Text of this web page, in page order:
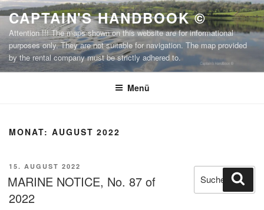
Zum
Inhalt
springen
CAPTAIN'S HANDBOOK ©
Attention !!! The maps shown on this website are for informational
purposes only. They are not suitable for navigation. The map provided
by the rental company must be strictly adhered to.
Menü
MONAT: AUGUST 2022
VERÖFFENTLICHT
AM
15. AUGUST 2022
MARINE NOTICE, No. 87 of
2022
Suchen
nach: